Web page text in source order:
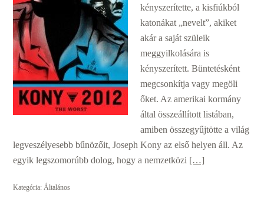
kényszerítette, a kisfiúkból
katonákat „nevelt”, akiket
akár a saját szüleik
meggyilkolására is
kényszerített. Büntetésként
megcsonkítja vagy megöli
őket. Az amerikai kormány
által összeállított listában,
amiben összegyűjtötte a világ
legveszélyesebb bűnözőit, Joseph Kony az első helyen áll. Az
egyik legszomorúbb dolog, hogy a nemzetközi […]
Kategória: Általános